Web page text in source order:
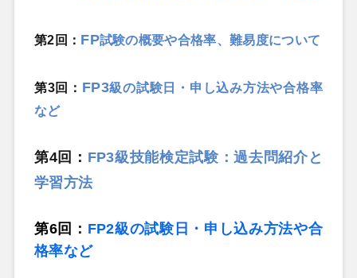
第2 回 ： FP試験の概要や合格率、難易度について
第3回 ： FP3級の試験日・申し込み方法や合格率
など
第4回： FP3級技能検定試験：過去問紹介と
学習方法
第6回 ： FP2級の試験日・申し込み方法や合
格率など